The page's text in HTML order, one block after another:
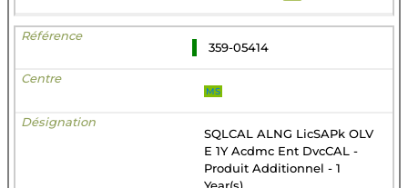
359-05414
MS
SQLCAL ALNG LicSAPk OLV
E 1Y Acdmc Ent DvcCAL -
Produit Additionnel - 1